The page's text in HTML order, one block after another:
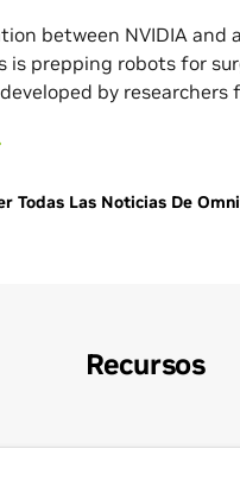
between NVIDIA and
is prepping robots for
by researchers
and NVIDIA — is a
while reducing
Todas Las Noticias De
Recursos